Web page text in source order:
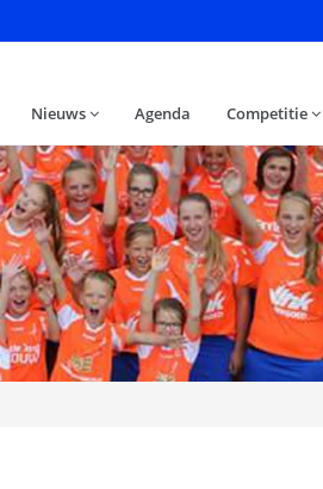
Nieuws Agenda Competitie